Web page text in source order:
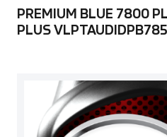
PREMIUM BLUE 7800
PLUS